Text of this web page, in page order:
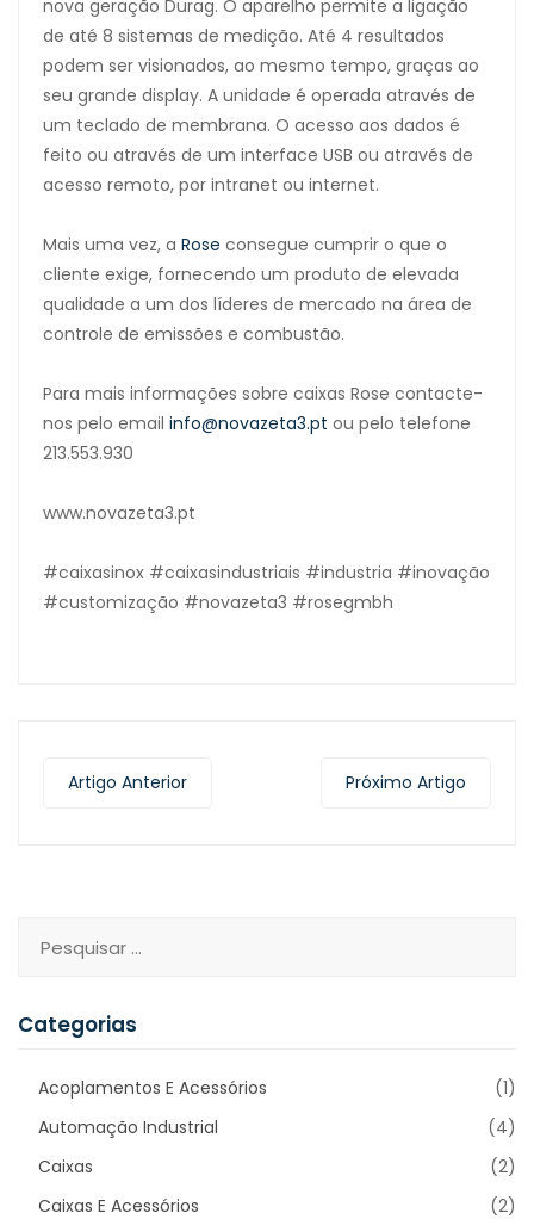
nova geração Durag. O aparelho permite a ligação
de até 8 sistemas de medição. Até 4 resultados
podem ser visionados, ao mesmo tempo, graças ao
seu grande display. A unidade é operada através de
um teclado de membrana. O acesso aos dados é
feito ou através de um interface USB ou através de
acesso remoto, por intranet ou internet.
Mais uma vez, a Rose consegue cumprir o que o
cliente exige, fornecendo um produto de elevada
qualidade a um dos líderes de mercado na área de
controle de emissões e combustão.
Para mais informações sobre caixas Rose contacte-
nos pelo email info@novazeta3.pt ou pelo telefone
213.553.930
www.novazeta3.pt
#caixasinox #caixasindustriais #industria #inovação
#customização #novazeta3 #rosegmbh
Artigo Anterior Próximo Artigo
Categorias
Acoplamentos E Acessórios
(1)
Automação Industrial
(4)
Caixas
(2)
Caixas E Acessórios
(2)